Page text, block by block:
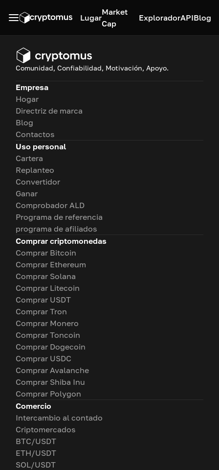
Lugar
Market
Cap
ExploradorAPIBlog
Comunidad, Confiabilidad, Motivación, Apoyo.
Empresa
Hogar
Directriz de marca
Blog
Contactos
Uso personal
Cartera
Replanteo
Convertidor
Ganar
Comprobador ALD
Programa de referencia
programa de afiliados
Comprar criptomonedas
Comprar Bitcoin
Comprar Ethereum
Comprar Solana
Comprar Litecoin
Comprar USDT
Comprar Tron
Comprar Monero
Comprar Toncoin
Comprar Dogecoin
Comprar USDC
Comprar Avalanche
Comprar Shiba Inu
Comprar Polygon
Comercio
Intercambio al contado
Criptomercados
BTC/USDT
ETH/USDT
SOL/USDT